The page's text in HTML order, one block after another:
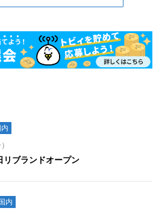
リブランドオープン
内